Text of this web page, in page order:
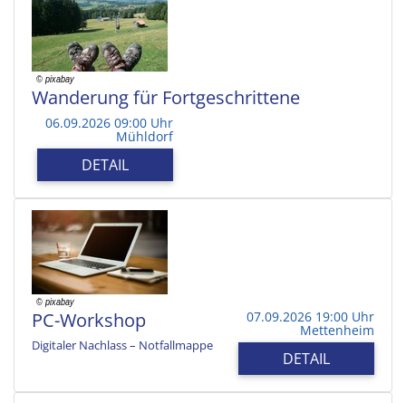
Wanderung für Fortgeschrittene
06.09.2026 09:00 Uhr
Mühldorf
DETAIL
PC-Workshop
Digitaler Nachlass – Notfallmappe
07.09.2026 19:00 Uhr
Mettenheim
DETAIL